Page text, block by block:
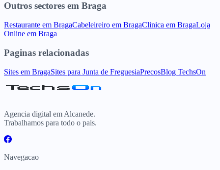
Outros sectores em Braga
Restaurante em BragaCabeleireiro em BragaClinica em BragaLoja
Online em Braga
Paginas relacionadas
Sites em BragaSites para Junta de FreguesiaPrecosBlog TechsOn
Agencia digital em Alcanede.
Trabalhamos para todo o pais.
Navegacao